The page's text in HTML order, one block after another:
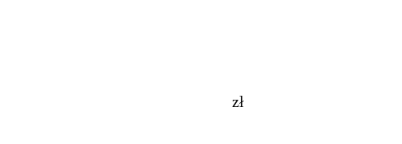
zł